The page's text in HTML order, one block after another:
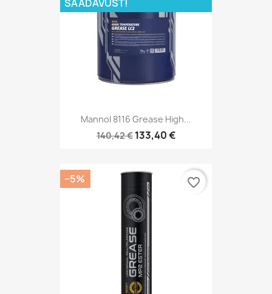
Mannol 8116 Grease High...
140,42 € 133,40 €
SAADAVUST!
−5% favorite_border